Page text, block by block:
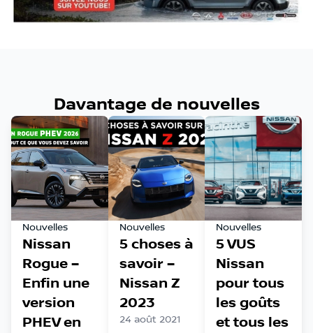
Davantage de nouvelles
Nouvelles
Nissan
Rogue –
Enfin une
version
PHEV en
Nouvelles
5 choses à
savoir –
Nissan Z
2023
24 août 2021
Nouvelles
5 VUS
Nissan
pour tous
les goûts
et tous les